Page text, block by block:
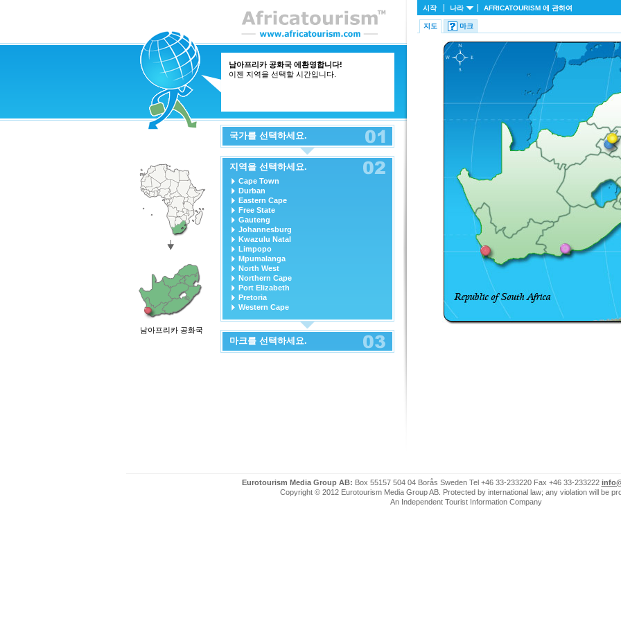
남아프리카 공화국 에환영합니다!
이젠 지역을 선택할 시간입니다.
남아프리카 공화국
국가를 선택하세요.
지역을 선택하세요.
Cape Town
Durban
Eastern Cape
Free State
Gauteng
Johannesburg
Kwazulu Natal
Limpopo
Mpumalanga
North West
Northern Cape
Port Elizabeth
Pretoria
Western Cape
마크를 선택하세요.
시작 나라 AFRICATOURISM 에 관하여
지도 마크
Eurotourism Media Group AB: Box 55157 504 04 Borås Sweden Tel +46 33-233220 Fax +46 33-233222
Copyright © 2012 Eurotourism Media Group AB. Protected by international law; any violation will be
An Independent Tourist Information Company